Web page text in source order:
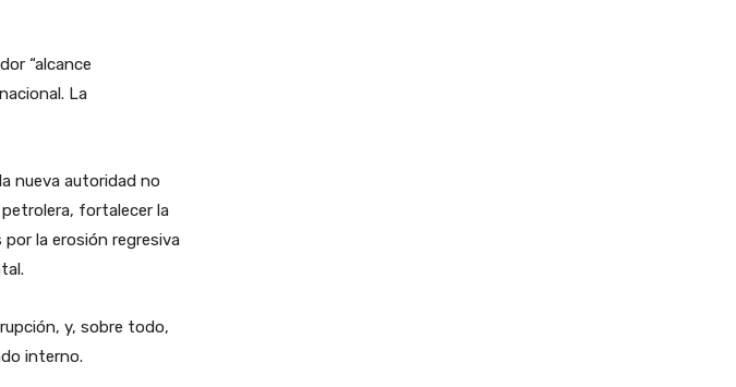
“alcance
La
nueva autoridad no
fortalecer la
la erosión regresiva
y, sobre todo,
interno.